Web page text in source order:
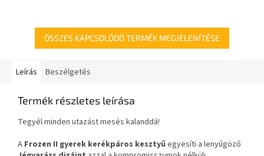
ÖSSZES KAPCSOLÓDÓ TERMÉK MEGJELENÍTÉSE
Leírás Beszélgetés
Termék részletes leírása
Tegyél minden utazást mesés kalanddá!
A Frozen II gyerek kerékpáros kesztyű egyesíti a lenyűgöző